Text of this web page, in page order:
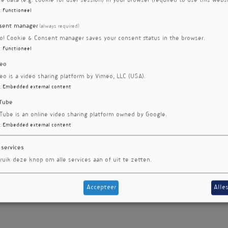
: Functioneel
manager (always required)
Cookie & Consent manager saves your consent status in the browser.
: Functioneel
is a video sharing platform by Vimeo, LLC (USA).
: Embedded external content
is an online video sharing platform owned by Google.
: Embedded external content
deze knop om alle services aan of uit te zetten.
Accepteer